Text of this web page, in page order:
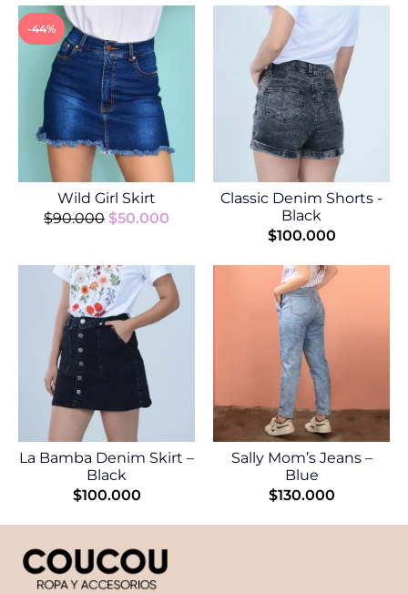
-44%
Wild Girl Skirt
$90.000 $50.000
Classic Denim Shorts -
Black
$100.000
La Bamba Denim Skirt –
Black
$100.000
Sally Mom’s Jeans –
Blue
$130.000